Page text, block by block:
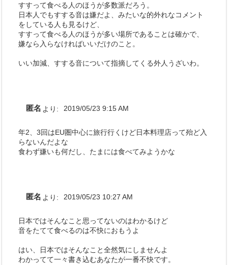
すすって食べる人のほうが多数派だろう。
日本人でもすする音は嫌だよ、みたいな的外れなコメント
をしている人も見るけど、
すすって食べる人のほうが多い場所であることは確かで、
嫌なら入らなければいいだけのこと。
いい加減、すする音について指摘してくる外人うざいわ。
匿名 より: 2019/05/23 9:15 AM
年2、3回はEU圏中心に旅行行くけど日本料理店って殆ど入
らないんだよな
食わず嫌いも何だし、たまには食べてみようかな
匿名 より: 2019/05/23 10:27 AM
日本ではそんなこと思ってないのはわかるけど
音をたてて食べるのは不快におもうよ
はい、日本ではそんなこと全然気にしませんよ
わかってて一々書き込むあなたが一番不快です。